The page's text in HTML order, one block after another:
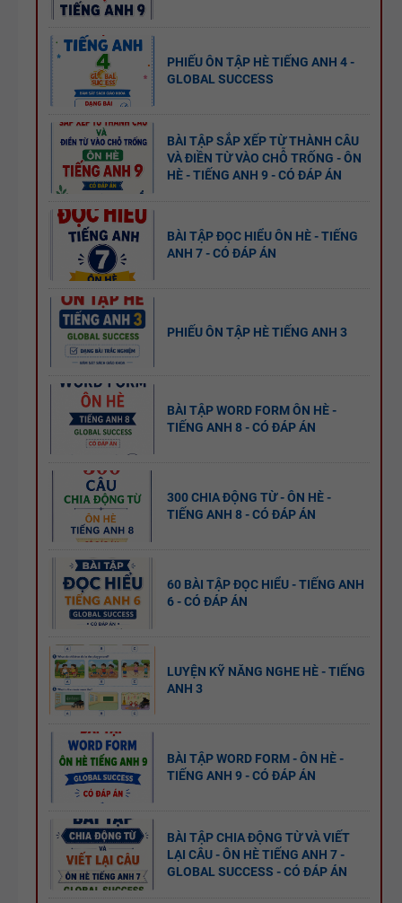
PHIẾU ÔN TẬP HÈ TIẾNG ANH 4 -
GLOBAL SUCCESS
BÀI TẬP SẮP XẾP TỪ THÀNH CÂU
VÀ ĐIỀN TỪ VÀO CHỖ TRỐNG - ÔN
HÈ - TIẾNG ANH 9 - CÓ ĐÁP ÁN
BÀI TẬP ĐỌC HIỂU ÔN HÈ - TIẾNG
ANH 7 - CÓ ĐÁP ÁN
PHIẾU ÔN TẬP HÈ TIẾNG ANH 3
BÀI TẬP WORD FORM ÔN HÈ -
TIẾNG ANH 8 - CÓ ĐÁP ÁN
300 CHIA ĐỘNG TỪ - ÔN HÈ -
TIẾNG ANH 8 - CÓ ĐÁP ÁN
60 BÀI TẬP ĐỌC HIỂU - TIẾNG ANH
6 - CÓ ĐÁP ÁN
LUYỆN KỸ NĂNG NGHE HÈ - TIẾNG
ANH 3
BÀI TẬP WORD FORM - ÔN HÈ -
TIẾNG ANH 9 - CÓ ĐÁP ÁN
BÀI TẬP CHIA ĐỘNG TỪ VÀ VIẾT
LẠI CÂU - ÔN HÈ TIẾNG ANH 7 -
GLOBAL SUCCESS - CÓ ĐÁP ÁN